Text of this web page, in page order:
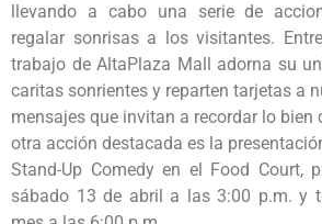
llevando a cabo una serie de
regalar sonrisas a los visitantes.
trabajo de AltaPlaza Mall adorna su
caritas sonrientes y reparten tarjetas a
mensajes que invitan a recordar lo bien
otra acción destacada es la
Stand-Up Comedy en el Food Court,
sábado 13 de abril a las 3:00 p.m. y